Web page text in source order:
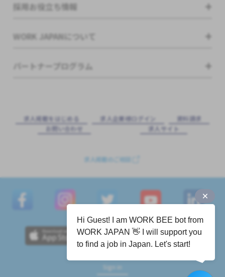
採用お役立ち情報
WORK JAPANについて
パートナープログラム
求⼈掲載をはじめる 求⼈企業様ログイン
資料請求
お問い合わせ
求⼈サイト
求人掲載のご相談
Sign in
Hi Guest! I am WORK BEE bot from
WORK JAPAN 👋 I will support you
to find a job in Japan. Let's start!